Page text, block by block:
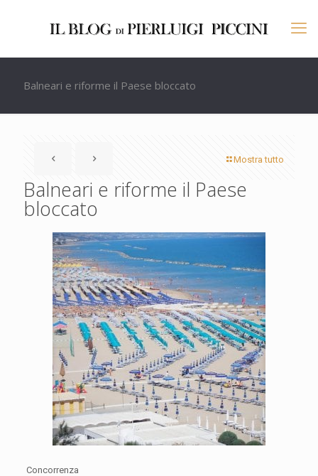
Balneari e riforme il Paese bloccato
Mostra tutto
Balneari e riforme il Paese
bloccato
Concorrenza